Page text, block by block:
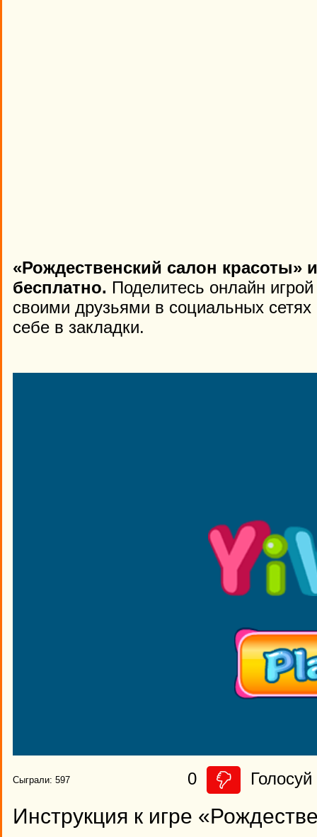
«Рождественский салон красоты»
бесплатно. Поделитесь онлайн
своими друзьями в социальных сетях
себе в закладки.
Сыграли: 597 0 Голосуй
Инструкция к игре